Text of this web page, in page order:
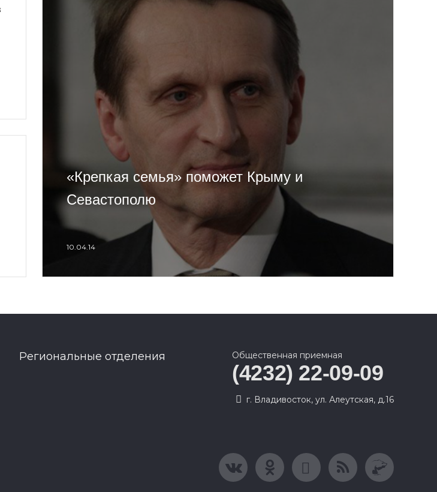
«Крепкая семья» поможет Крыму и
Севастополю
10.04.14
Региональные отделения Общественная приемная
(4232) 22-09-09
г. Владивосток, ул. Алеутская, д.16